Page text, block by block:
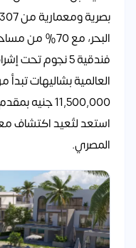
البحر، مع
استعد لتُعيد اكتشاف
المصري.